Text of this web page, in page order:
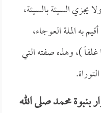
السيئة بالسيئة،
به الملة العوجاء،
غلفاً )، وهذه صفته التي
بنبوة محمد صلى الله